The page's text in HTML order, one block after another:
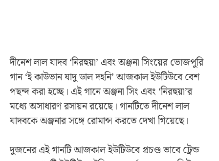
দীনেশ লাল যাদব ‘নিরহুয়া’ এবং অঞ্জনা সিংয়ের ভোজপুরি
গান ‘ই কাউভান যাদু ডাল দহনি’ আজকাল ইউটিউবে বেশ
পছন্দ করা হচ্ছে। এই গানে অঞ্জনা সিং এবং ‘নিরহুয়া’র
মধ্যে অসাধারণ রসায়ন রয়েছে। গানটিতে দীনেশ লাল
যাদবকে অঞ্জনার সঙ্গে রোমান্স করতে দেখা গিয়েছে।
দুজনের এই গানটি আজকাল ইউটিউবে প্রচণ্ড ভাবে ট্রেন্ড